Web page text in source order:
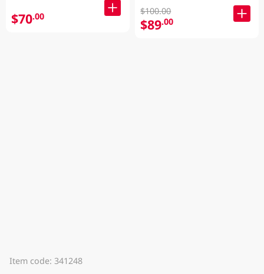
$70.00 $100.00
$89.00
Item code: 341248